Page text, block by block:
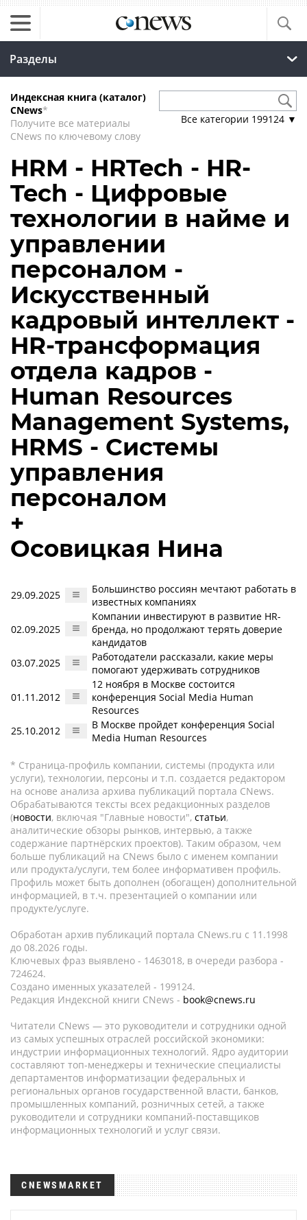
Разделы
Индексная книга (каталог)
CNews*
Получите все материалы
CNews по ключевому слову
Все категории 199124 ▼
HRM - HRTech - HR-
Tech - Цифровые
технологии в найме и
управлении
персоналом -
Искусственный
кадровый интеллект -
HR-трансформация
отдела кадров -
Human Resources
Management Systems,
HRMS - Системы
управления
персоналом
+
Осовицкая Нина
29.09.2025
Большинство россиян мечтают работать в
известных компаниях
02.09.2025
Компании инвестируют в развитие HR-
бренда, но продолжают терять доверие
кандидатов
03.07.2025
Работодатели рассказали, какие меры
помогают удерживать сотрудников
01.11.2012
12 ноября в Москве состоится
конференция Social Media Human
Resources
25.10.2012
В Москве пройдет конференция Social
Media Human Resources
* Страница-профиль компании, системы (продукта или
услуги), технологии, персоны и т.п. создается редактором
на основе анализа архива публикаций портала CNews.
Обрабатываются тексты всех редакционных разделов
(новости, включая "Главные новости", статьи,
аналитические обзоры рынков, интервью, а также
содержание партнёрских проектов). Таким образом, чем
больше публикаций на CNews было с именем компании
или продукта/услуги, тем более информативен профиль.
Профиль может быть дополнен (обогащен) дополнительной
информацией, в т.ч. презентацией о компании или
продукте/услуге.
Обработан архив публикаций портала CNews.ru c 11.1998
до 08.2026 годы.
Ключевых фраз выявлено - 1463018, в очереди разбора -
724624.
Создано именных указателей - 199124.
Редакция Индексной книги CNews - book@cnews.ru
Читатели CNews — это руководители и сотрудники одной
из самых успешных отраслей российской экономики:
индустрии информационных технологий. Ядро аудитории
составляют топ-менеджеры и технические специалисты
департаментов информатизации федеральных и
региональных органов государственной власти, банков,
промышленных компаний, розничных сетей, а также
руководители и сотрудники компаний-поставщиков
информационных технологий и услуг связи.
CNEWSMARKET